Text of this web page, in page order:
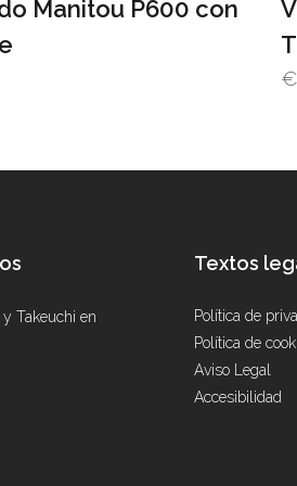
Manitou P600 con
€
Takeuchi en
Textos
Política de
Política de
Aviso Legal
Accesibilidad